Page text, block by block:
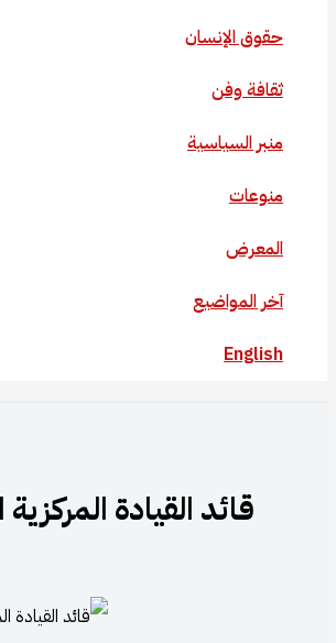
حقوق الإنسان
ثقافة وفن
منبر السياسية
منوعات
المعرض
آخر المواضيع
English
قائد القيادة